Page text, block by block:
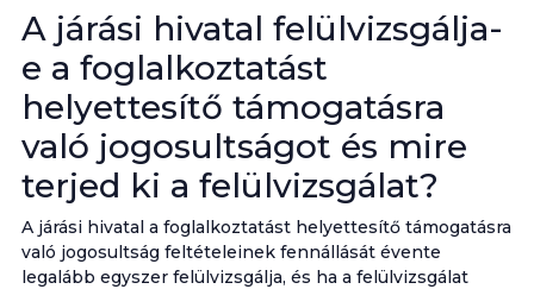
A járási hivatal felülvizsgálja-
e a foglalkoztatást
helyettesítő támogatásra
való jogosultságot és mire
terjed ki a felülvizsgálat?
A járási hivatal a foglalkoztatást helyettesítő támogatásra
való jogosultság feltételeinek fennállását évente
legalább egyszer felülvizsgálja, és ha a felülvizsgálat